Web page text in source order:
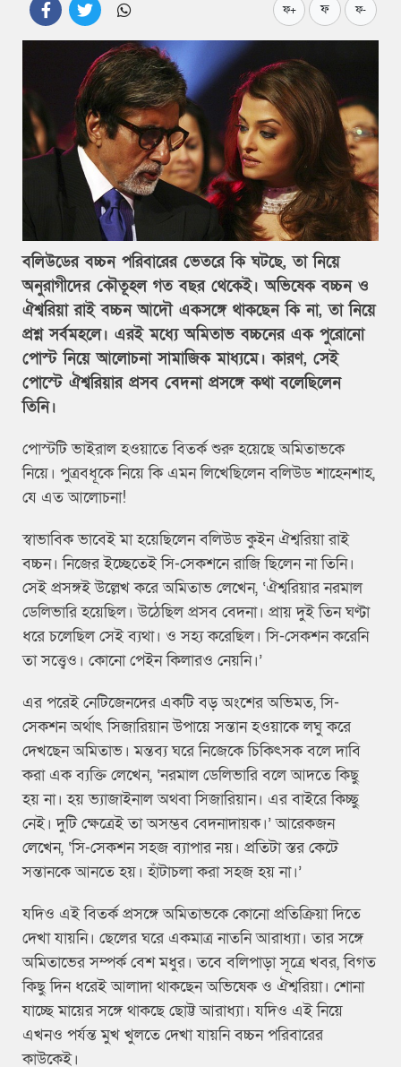
ফ+ ফ ফ-
বলিউডের বচ্চন পরিবারের ভেতরে কি ঘটছে, তা নিয়ে
অনুরাগীদের কৌতূহল গত বছর থেকেই। অভিষেক বচ্চন ও
ঐশ্বরিয়া রাই বচ্চন আদৌ একসঙ্গে থাকছেন কি না, তা নিয়ে
প্রশ্ন সর্বমহলে। এরই মধ্যে অমিতাভ বচ্চনের এক পুরোনো
পোস্ট নিয়ে আলোচনা সামাজিক মাধ্যমে। কারণ, সেই
পোস্টে ঐশ্বরিয়ার প্রসব বেদনা প্রসঙ্গে কথা বলেছিলেন
তিনি।
পোস্টটি ভাইরাল হওয়াতে বিতর্ক শুরু হয়েছে অমিতাভকে
নিয়ে। পুত্রবধূকে নিয়ে কি এমন লিখেছিলেন বলিউড শাহেনশাহ,
যে এত আলোচনা!
স্বাভাবিক ভাবেই মা হয়েছিলেন বলিউড কুইন ঐশ্বরিয়া রাই
বচ্চন। নিজের ইচ্ছেতেই সি-সেকশনে রাজি ছিলেন না তিনি।
সেই প্রসঙ্গই উল্লেখ করে অমিতাভ লেখেন, ‘ঐশ্বরিয়ার নরমাল
ডেলিভারি হয়েছিল। উঠেছিল প্রসব বেদনা। প্রায় দুই তিন ঘণ্টা
ধরে চলেছিল সেই ব্যথা। ও সহ্য করেছিল। সি-সেকশন করেনি
তা সত্ত্বেও। কোনো পেইন কিলারও নেয়নি।’
এর পরেই নেটিজেনদের একটি বড় অংশের অভিমত, সি-
সেকশন অর্থাৎ সিজারিয়ান উপায়ে সন্তান হওয়াকে লঘু করে
দেখছেন অমিতাভ। মন্তব্য ঘরে নিজেকে চিকিৎসক বলে দাবি
করা এক ব্যক্তি লেখেন, ‘নরমাল ডেলিভারি বলে আদতে কিছু
হয় না। হয় ভ্যাজাইনাল অথবা সিজারিয়ান। এর বাইরে কিচ্ছু
নেই। দুটি ক্ষেত্রেই তা অসম্ভব বেদনাদায়ক।’ আরেকজন
লেখেন, ‘সি-সেকশন সহজ ব্যাপার নয়। প্রতিটা স্তর কেটে
সন্তানকে আনতে হয়। হাঁটাচলা করা সহজ হয় না।’
যদিও এই বিতর্ক প্রসঙ্গে অমিতাভকে কোনো প্রতিক্রিয়া দিতে
দেখা যায়নি। ছেলের ঘরে একমাত্র নাতনি আরাধ্যা। তার সঙ্গে
অমিতাভের সম্পর্ক বেশ মধুর। তবে বলিপাড়া সূত্রে খবর, বিগত
কিছু দিন ধরেই আলাদা থাকছেন অভিষেক ও ঐশ্বরিয়া। শোনা
যাচ্ছে মায়ের সঙ্গে থাকছে ছোট্ট আরাধ্যা। যদিও এই নিয়ে
এখনও পর্যন্ত মুখ খুলতে দেখা যায়নি বচ্চন পরিবারের
কাউকেই।